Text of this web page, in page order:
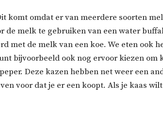
komt omdat er van meerdere soorten
de melk te gebruiken van een water
met de melk van een koe. We eten ook
bijvoorbeeld ook nog ervoor kiezen om
Deze kazen hebben net weer een
voor dat je er een koopt. Als je kaas